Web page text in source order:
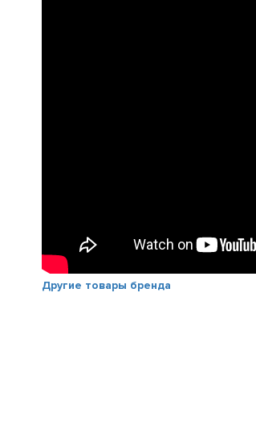
Арт. 112317 HOLTZ
Другие товары бренда